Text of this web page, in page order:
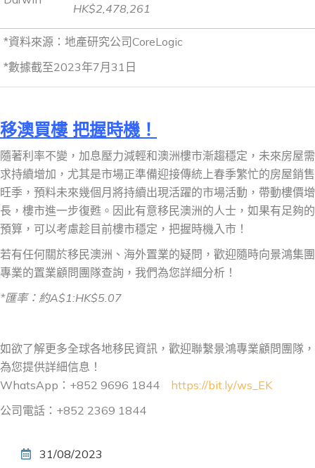
HK$2,478,261
*資料來源：地產研究公司CoreLogic
*數據截至2023年7月31日
移澳買樓 把握時機！
隨著利率不變，加息壓力減輕和澳洲樓市漸趨穩定，未來房屋需
求持續增加，尤其是市場正準備迎接傳統上春季繁忙的房屋銷售
旺季，預料未來幾個月將持續出現活躍的市場活動，帶動樓價增
長，樓市進一步復甦。因此有意移民澳洲的人士，如果有足夠的
預算，可以考慮趁目前樓市穩定，把握時機入市！
若有任何關於移民澳洲、海外置業的疑問，歡迎隨時向景鴻集團
專業的置業顧問團隊查詢，我們為您詳細分析！
*匯率：約A$1:HK$5.07
如欲了解更多全球各地移民資訊，歡迎聯繫景鴻專業顧問團隊，
為您提供詳細信息！
WhatsApp：+852 9696 1844 https://bit.ly/ws_EK
公司電話：+852 2369 1844
31/08/2023